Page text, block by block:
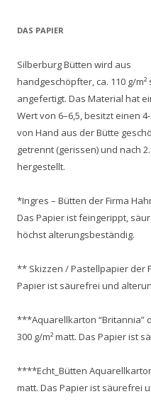
DAS PAPIER
Silberburg Bütten wird aus
handgeschöpfter, ca. 110 g/
angefertigt. Das Material hat
Wert von 6–6,5, besitzt einen
von Hand aus der Bütte
getrennt (gerissen) und nach
hergestellt.
*Ingres – Bütten der Firma
Das Papier ist feingerippt,
höchst alterungsbeständig.
** Skizzen / Pastellpapier der
Papier ist säurefrei und
***Aquarellkarton “Britannia”
300 g/m² matt. Das Papier ist
****Echt_Bütten
matt. Das Papier ist säurefrei